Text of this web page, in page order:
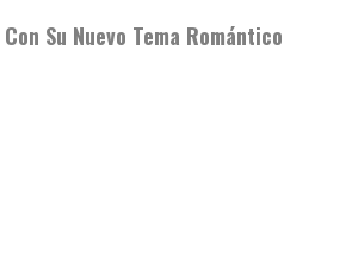
Su Nuevo Tema Romántico